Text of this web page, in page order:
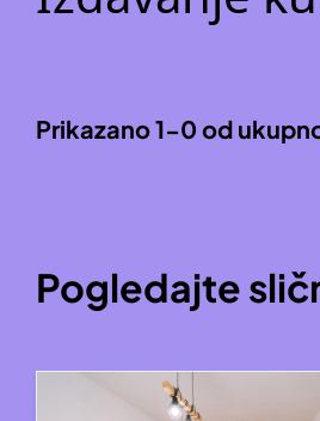
Prikazano 1-0 od
Pogledajte